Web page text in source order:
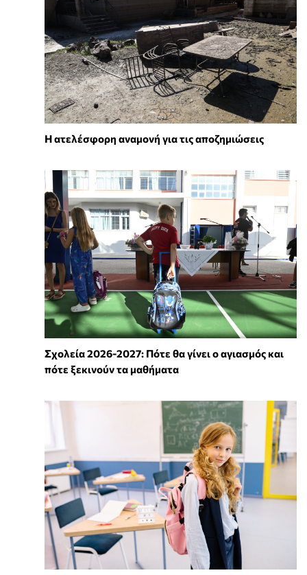
Η ατελέσφορη αναμονή για τις αποζημιώσεις
Σχολεία 2026-2027: Πότε θα γίνει ο αγιασμός και
πότε ξεκινούν τα μαθήματα